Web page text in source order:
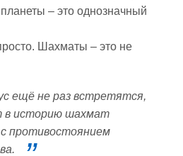
– это однозначный
Шахматы – это не
ещё не раз встретятся,
в историю шахмат
противостоянием